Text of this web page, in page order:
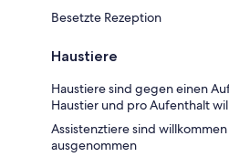
Besetzte Rezeption
Haustiere
Haustiere sind gegen einen
Haustier und pro Aufenthalt
Assistenztiere sind
ausgenommen